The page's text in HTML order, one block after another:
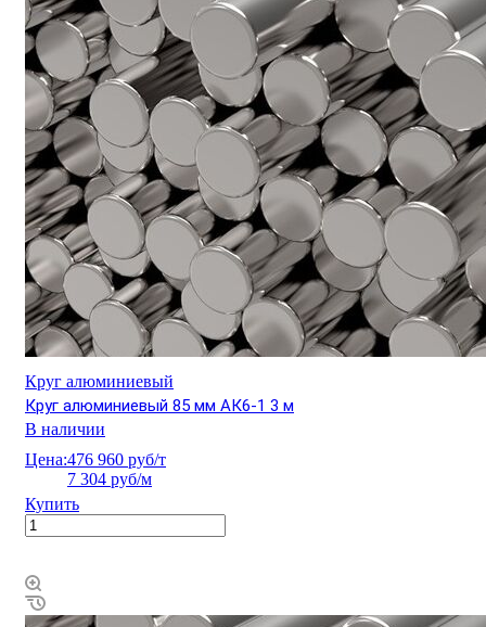
Круг алюминиевый
Круг алюминиевый 85 мм АК6-1 3 м
В наличии
Цена:476 960 руб/т
7 304 руб/м
Купить